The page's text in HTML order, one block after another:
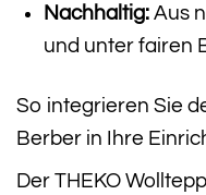
Nachhaltig:Aus
und unter fairen
So integrieren Sie
Berber in Ihre
Der THEKO